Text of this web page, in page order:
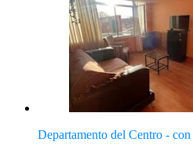
Departamento del Centro -